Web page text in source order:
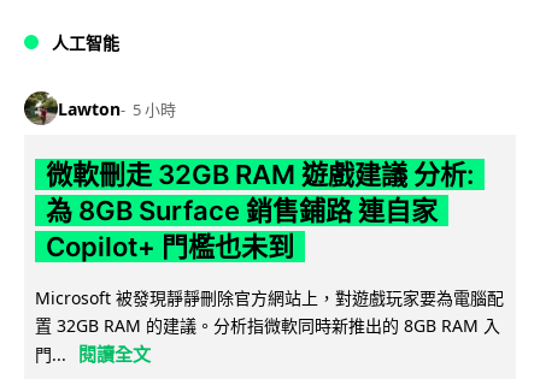
人工智能
Lawton 5 小時
微軟刪走 32GB RAM 遊戲建議 分析:
為 8GB Surface 銷售鋪路 連自家
Copilot+ 門檻也未到
Microsoft 被發現靜靜刪除官方網站上，對遊戲玩家要為電腦配
置 32GB RAM 的建議。分析指微軟同時新推出的 8GB RAM 入
門...
閱讀全文